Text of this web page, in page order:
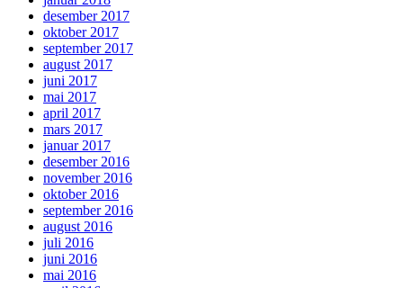
desember 2017
oktober 2017
september 2017
august 2017
juni 2017
mai 2017
april 2017
mars 2017
januar 2017
desember 2016
november 2016
oktober 2016
september 2016
august 2016
juli 2016
juni 2016
mai 2016